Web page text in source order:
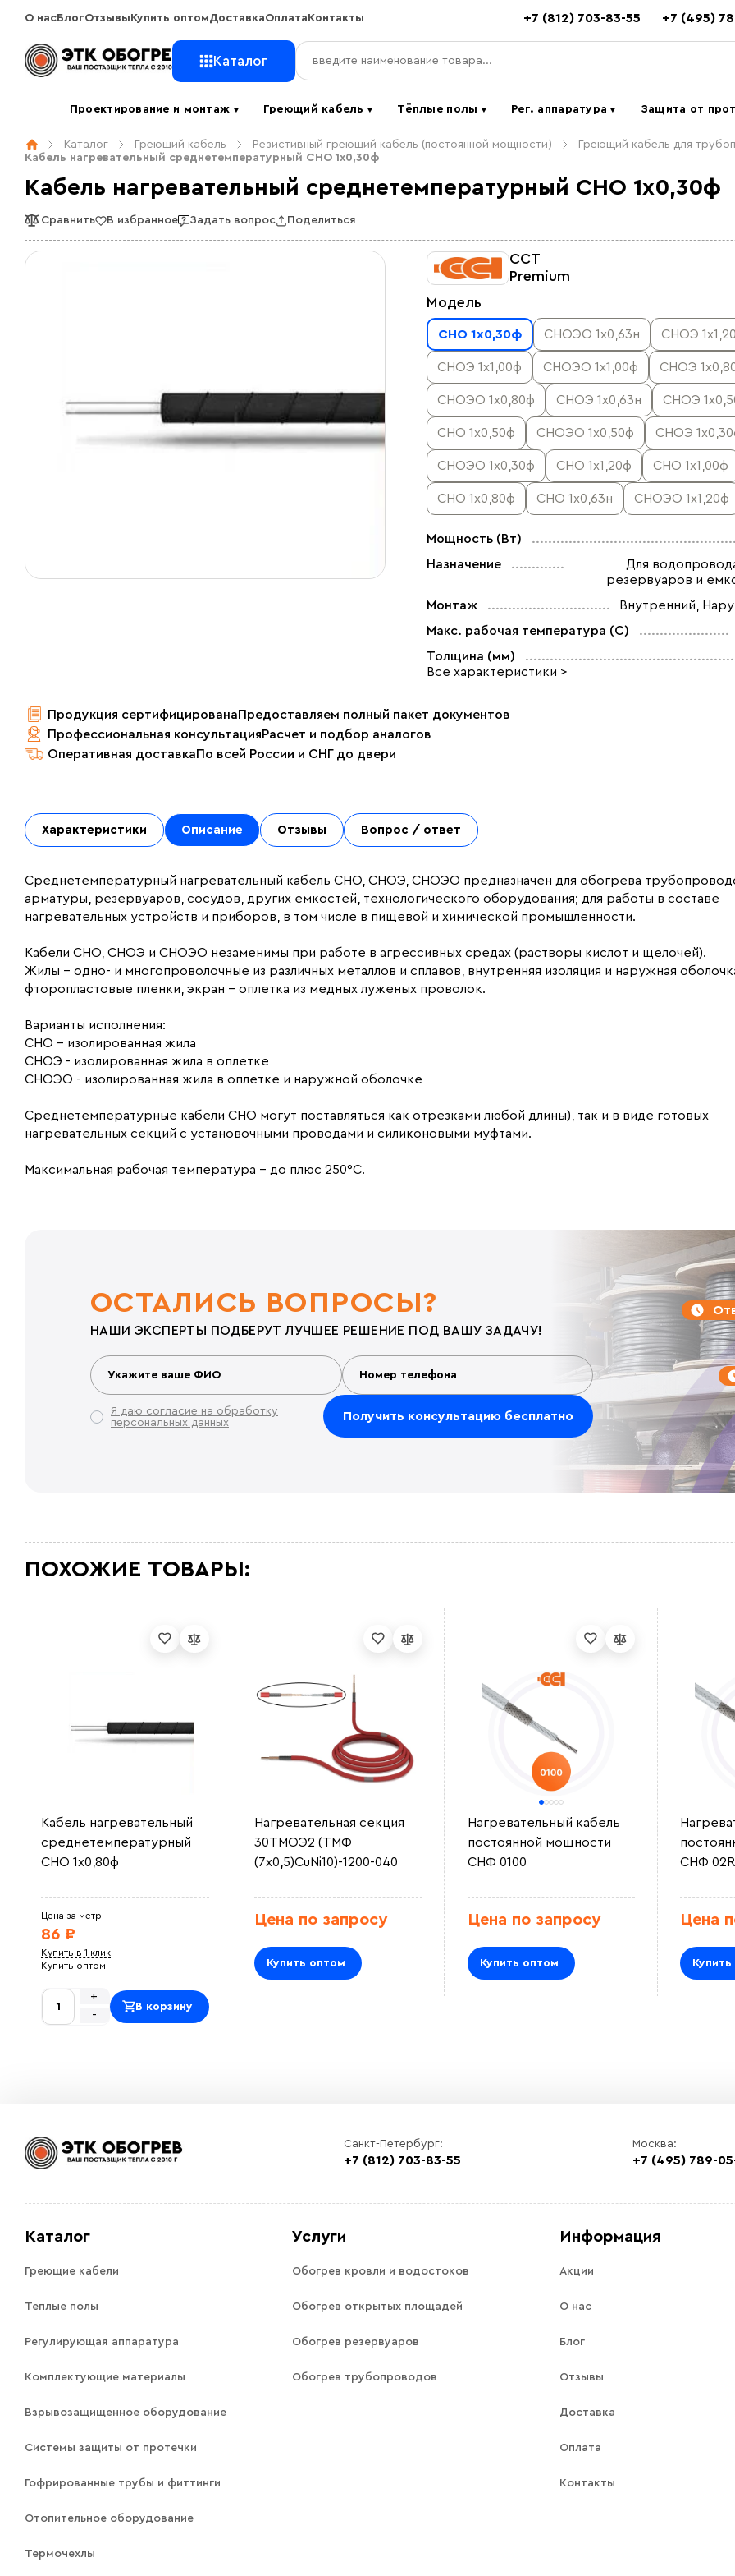
О нас БлогОтзывы Купить оптомДоставкаОплата Контакты +7 (812) 703-83-55 +7 (495)
Каталог
Проектирование и монтаж ▼ Греющий кабель▼ Тёплые полы ▼ Рег. аппаратура▼ Защита от
Каталог Греющий кабель Резистивный греющий кабель (постоянной мощности)
Греющий кабель для
Кабель нагревательный среднетемпературный СНО 1х0,30ф
Кабель нагревательный среднетемпературный СНО 1х0,30ф
Сравнить В избранное Задать вопрос Поделиться
ССТ
Premium
Модель
СНО 1х0,30ф СНОЭО 1х0,63н СНОЭ
СНОЭ 1х1,00ф СНОЭО 1х1,00ф СНОЭ
СНОЭО 1х0,80ф СНОЭ 1х0,63н СНОЭ
СНО 1х0,50ф СНОЭО 1х0,50ф СНОЭ
СНОЭО 1х0,30ф СНО 1х1,20ф СНО 1х1,00ф
СНО 1х0,80ф СНО 1х0,63н СНОЭО 1х1,20ф
Мощность (Вт)
Назначение
Для
резервуаров и
Монтаж
Внутренний,
Макс. рабочая температура (C)
Толщина (мм)
Все характеристики >
Продукция сертифицированаПредоставляем полный пакет документов
Профессиональная консультацияРасчет и подбор аналогов
Оперативная доставкаПо всей России и СНГ до двери
Характеристики Описание Отзывы Вопрос / ответ
Среднетемпературный нагревательный кабель СНО, СНОЭ, СНОЭО предназначен для обогрева
арматуры, резервуаров, сосудов, других емкостей, технологического оборудования; для работы в составе
нагревательных устройств и приборов, в том числе в пищевой и химической промышленности.
Кабели СНО, СНОЭ и СНОЭО незаменимы при работе в агрессивных средах (растворы кислот и щелочей).
Жилы – одно- и многопроволочные из различных металлов и сплавов, внутренняя изоляция и наружная
фторопластовые пленки, экран – оплетка из медных луженых проволок.
Варианты исполнения:
СНО – изолированная жила
СНОЭ - изолированная жила в оплетке
СНОЭО - изолированная жила в оплетке и наружной оболочке
Среднетемпературные кабели СНО могут поставляться как отрезками любой длины), так и в виде готовых
нагревательных секций с установочными проводами и силиконовыми муфтами.
Максимальная рабочая температура – до плюс 250°С.
ОСТАЛИСЬ ВОПРОСЫ?
НАШИ ЭКСПЕРТЫ ПОДБЕРУТ ЛУЧШЕЕ РЕШЕНИЕ ПОД ВАШУ ЗАДАЧУ!
Я даю согласие на обработку
персональных данных
ПОХОЖИЕ ТОВАРЫ:
Кабель нагревательный
среднетемпературный
СНО 1х0,80ф
Цена за метр:
86 ₽
Купить в 1 клик
Купить оптом
-
+
В корзину
Нагревательная секция
30ТМОЭ2 (ТМФ
(7х0,5)CuNi10)-1200-040
Цена по запросу
Купить оптом
Нагревательный кабель
постоянной мощности
СНФ 0100
Цена по запросу
Купить оптом
СНФ
Цена
Санкт-Петербург:
+7 (812) 703-83-55
Москва:
+7 (495) 789-
Каталог
Греющие кабели
Теплые полы
Регулирующая аппаратура
Комплектующие материалы
Взрывозащищенное оборудование
Системы защиты от протечки
Гофрированные трубы и фиттинги
Отопительное оборудование
Термочехлы
Услуги
Обогрев кровли и водостоков
Обогрев открытых площадей
Обогрев резервуаров
Обогрев трубопроводов
Информация
Акции
О нас
Блог
Отзывы
Доставка
Оплата
Контакты